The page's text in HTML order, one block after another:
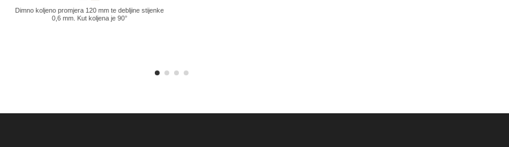
Dimno koljeno promjera 120 mm te debljine stijenke
0,6 mm. Kut koljena je 90°